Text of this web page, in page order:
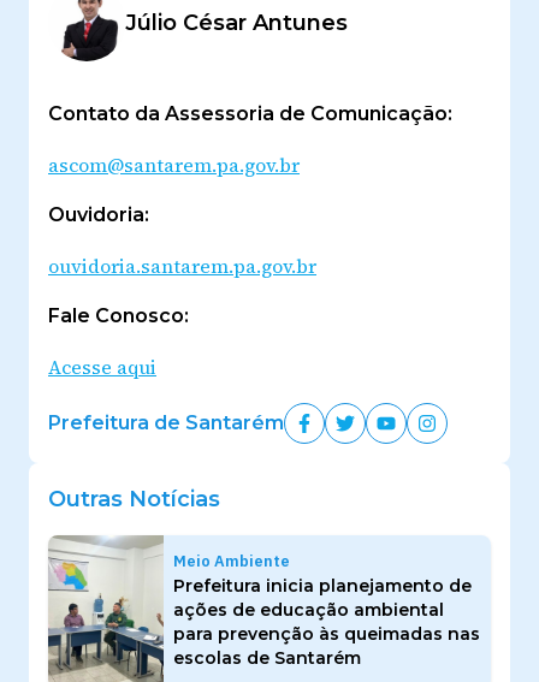
Júlio César Antunes
Contato da Assessoria de Comunicação:
ascom@santarem.pa.gov.br
Ouvidoria:
ouvidoria.santarem.pa.gov.br
Fale Conosco:
Acesse aqui
Prefeitura de Santarém
Outras Notícias
Meio Ambiente
Prefeitura inicia planejamento de
ações de educação ambiental
para prevenção às queimadas nas
escolas de Santarém